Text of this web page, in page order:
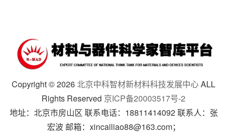
Copyright ©2026北京中科智材新材料科技发展中心ALL
Rights Reserved 京ICP备20003517号-2
地址：北京市房山区 联系电话：18811414092 联系人：张
宏波 邮箱：xincailiao88@163.com；